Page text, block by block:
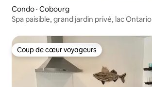
Condo · Cobourg
Spa paisible, grand jardin privé, lac Ontario
Coup de cœur voyageurs
Coup de cœur voyageurs